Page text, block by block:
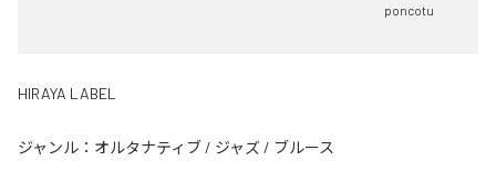
poncotu
HIRAYA LABEL
ジャンル： オルタナティブ / ジャズ / ブルース